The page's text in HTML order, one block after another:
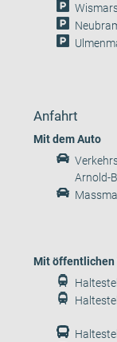
Anfahrt
Mit dem Auto
Arnold-
Mit